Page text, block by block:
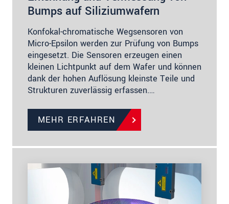
Bumps auf Siliziumwafern
Konfokal-chromatische Wegsensoren von
Micro-Epsilon werden zur Prüfung von Bumps
eingesetzt. Die Sensoren erzeugen einen
kleinen Lichtpunkt auf dem Wafer und können
dank der hohen Auflösung kleinste Teile und
Strukturen zuverlässig erfassen.…
MEHR ERFAHREN